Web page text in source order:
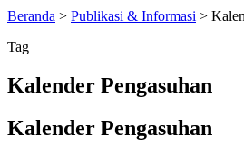
Beranda > Publikasi & Informasi >
Tag
Kalender Pengasuhan
Kalender Pengasuhan